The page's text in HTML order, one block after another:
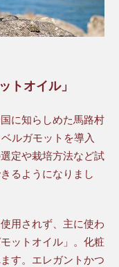
トオイル」
に知らしめた馬路村
ルガモットを導入
定や栽培方法など試
るようになりまし
用されず、主に使わ
ットオイル」。化粧
す。エレガントかつ